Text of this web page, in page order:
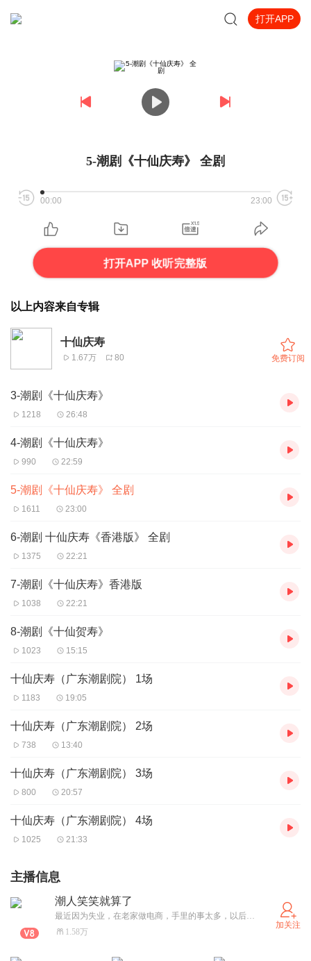
打开APP
5-潮剧《十仙庆寿》 全剧
00:00 23:00
打开APP 收听完整版
以上内容来自专辑
十仙庆寿
1.67万 80 免费订阅
3-潮剧《十仙庆寿》
1218 26:48
4-潮剧《十仙庆寿》
990 22:59
5-潮剧《十仙庆寿》 全剧
1611 23:00
6-潮剧 十仙庆寿《香港版》 全剧
1375 22:21
7-潮剧《十仙庆寿》香港版
1038 22:21
8-潮剧《十仙贺寿》
1023 15:15
十仙庆寿（广东潮剧院） 1场
1183 19:05
十仙庆寿（广东潮剧院） 2场
738 13:40
十仙庆寿（广东潮剧院） 3场
800 20:57
十仙庆寿（广东潮剧院） 4场
1025 21:33
主播信息
潮人笑笑就算了
最近因为失业，在老家做电商，手里的事太多，以后我会更新的，谢谢大家的支持，和理解！
1.58万
加关注